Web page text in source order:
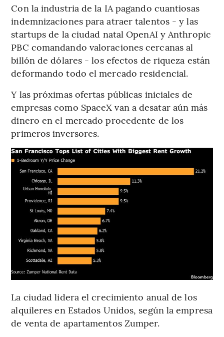
Con la industria de la IA pagando cuantiosas
indemnizaciones para atraer talentos - y las
startups de la ciudad natal OpenAI y Anthropic
PBC comandando valoraciones cercanas al
billón de dólares - los efectos de riqueza están
deformando todo el mercado residencial.
Y las próximas ofertas públicas iniciales de
empresas como SpaceX van a desatar aún más
dinero en el mercado procedente de los
primeros inversores.
La ciudad lidera el crecimiento anual de los
alquileres en Estados Unidos, según la empresa
de venta de apartamentos Zumper.